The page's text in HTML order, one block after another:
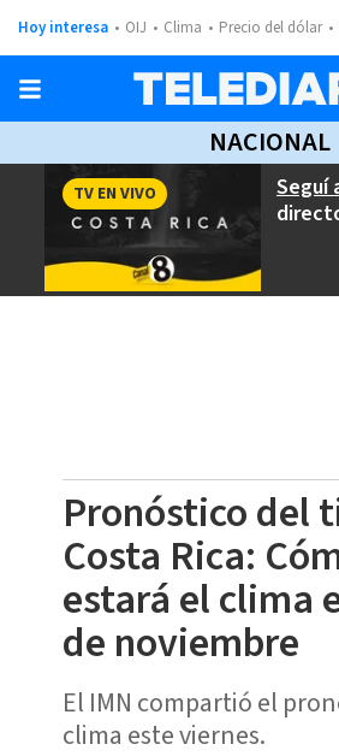
Hoy interesa OIJ Clima Precio del dólar
NACIONAL
Seguí
TV EN VIVO
Pronóstico del
Costa Rica:
estará el clima
de noviembre
El IMN compartió el
clima este viernes.